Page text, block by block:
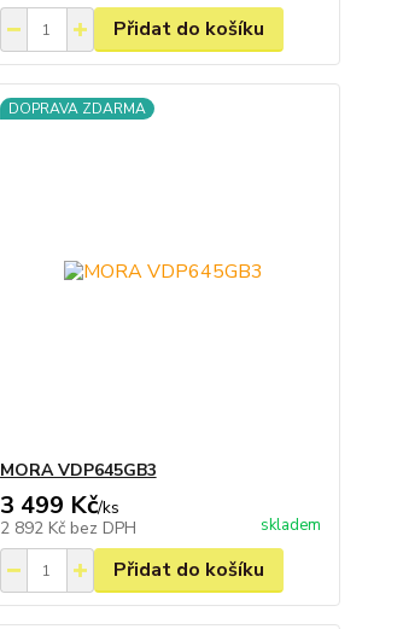
Přidat do košíku
DOPRAVA ZDARMA
MORA VDP645GB3
3 499 Kč/ks
2 892 Kč bez DPH skladem
Přidat do košíku